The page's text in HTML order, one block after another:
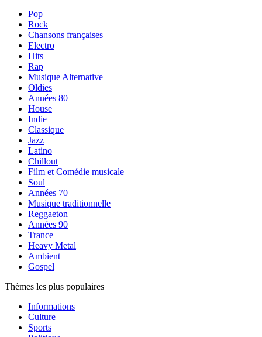
Pop
Rock
Chansons françaises
Electro
Hits
Rap
Musique Alternative
Oldies
Années 80
House
Indie
Classique
Jazz
Latino
Chillout
Film et Comédie musicale
Soul
Années 70
Musique traditionnelle
Reggaeton
Années 90
Trance
Heavy Metal
Ambient
Gospel
Thèmes les plus populaires
Informations
Culture
Sports